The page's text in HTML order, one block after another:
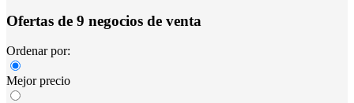
Ofertas de 9 negocios de venta
Ordenar por:
Mejor precio